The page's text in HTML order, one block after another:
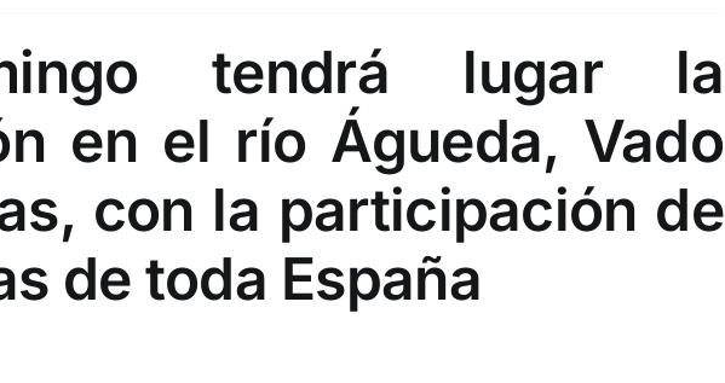
tendrá lugar la
en el río Águeda, Vado
con la participación de
de toda España